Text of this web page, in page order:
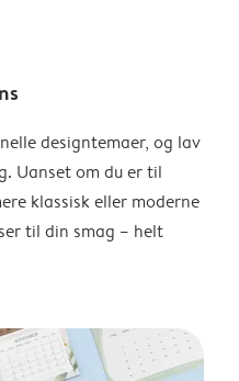
designtemaer, og lav
Uanset om du er til
klassisk eller moderne
til din smag – helt